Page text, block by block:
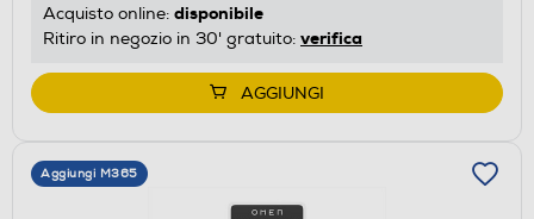
Acquisto online: disponibile
Ritiro in negozio in 30' gratuito: verifica
AGGIUNGI
Aggiungi M365